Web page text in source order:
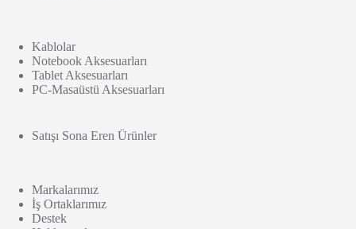
Kablolar
Notebook Aksesuarları
Tablet Aksesuarları
PC-Masaüstü Aksesuarları
Satışı Sona Eren Ürünler
Markalarımız
İş Ortaklarımız
Destek